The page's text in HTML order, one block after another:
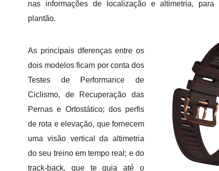
nas informações de localização e altimetria, para
plantão.
As principais dferenças entre os
dois modelos ficam por conta dos
Testes de Performance de
Ciclismo, de Recuperação das
Pernas e Ortostático; dos perfis
de rota e elevação, que fornecem
uma visão vertical da altimetria
do seu treino em tempo real; e do
track-back, que te guia até o